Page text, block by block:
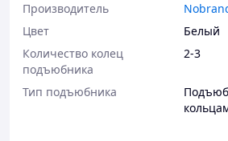
Производитель
Цвет
Белый
Количество колец
подъюбника
2-3
Тип подъюбника